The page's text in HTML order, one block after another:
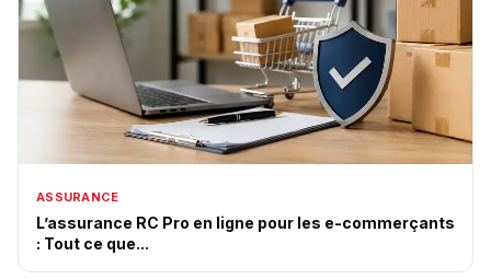
ASSURANCE
L’assurance RC Pro en ligne pour les e-commerçants
: Tout ce que...